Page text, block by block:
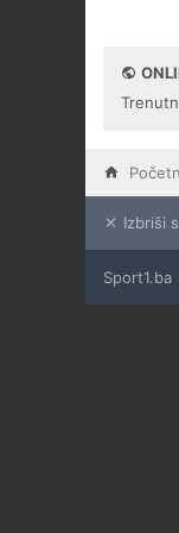
Izbriši
Sport1.ba